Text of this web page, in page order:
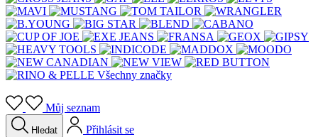
Všechny značky
Můj seznam
Hledat
Přihlásit se